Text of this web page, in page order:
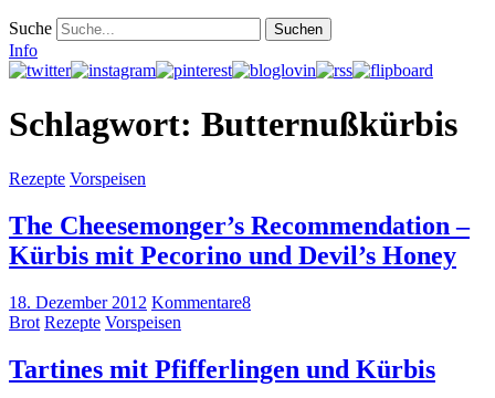
Suche
Info
Schlagwort: Butternußkürbis
Rezepte Vorspeisen
The Cheesemonger’s Recommendation –
Kürbis mit Pecorino und Devil’s Honey
18. Dezember 2012 Kommentare8
Brot Rezepte Vorspeisen
Tartines mit Pfifferlingen und Kürbis